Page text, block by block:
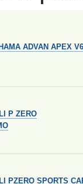
ADVAN APEX
P ZERO
PZERO SPORTS